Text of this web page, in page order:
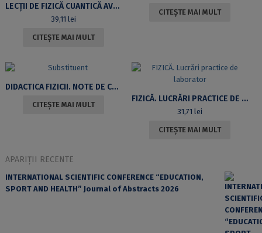
LECȚII DE FIZICĂ CUANTICĂ AVANSATĂ I
39,11 lei
CITEȘTE MAI MULT
CITEȘTE MAI MULT
DIDACTICA FIZICII. NOTE DE CURS
CITEȘTE MAI MULT
FIZICĂ. LUCRĂRI PRACTICE DE LABORATOR
31,71 lei
CITEȘTE MAI MULT
APARIȚII RECENTE
INTERNATIONAL SCIENTIFIC CONFERENCE “EDUCATION,
SPORT AND HEALTH” Journal of Abstracts 2026